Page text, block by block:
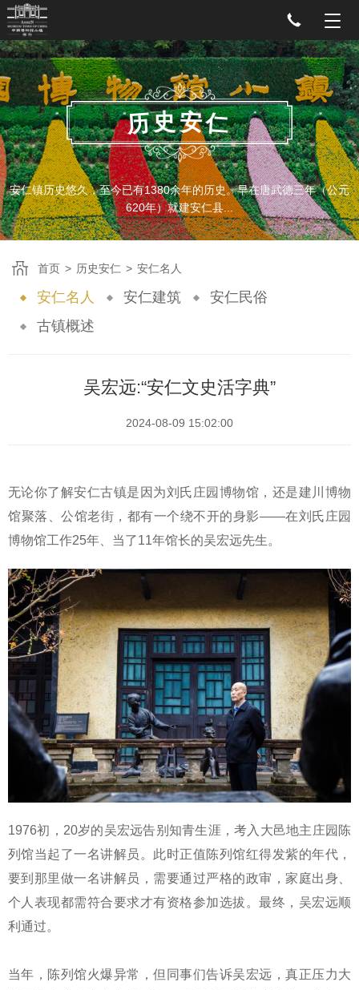
历史安仁
安仁镇历史悠久，至今已有1380余年的历史。早在唐武德三年（公元
620年）就建安仁县...
安仁名人 安仁建筑
安仁民俗
古镇概述
首页 > 历史安仁 > 安仁名人
吴宏远:“安仁文史活字典”
2024-08-09 15:02:00
无论你了解安仁古镇是因为刘氏庄园博物馆，还是建川博物
馆聚落、公馆老街，都有一个绕不开的身影——在刘氏庄园
博物馆工作25年、当了11年馆长的吴宏远先生。
1976初，20岁的吴宏远告别知青生涯，考入大邑地主庄园陈
列馆当起了一名讲解员。此时正值陈列馆红得发紫的年代，
要到那里做一名讲解员，需要通过严格的政审，家庭出身、
个人表现都需符合要求才有资格参加选拔。最终，吴宏远顺
利通过。
当年，陈列馆火爆异常，但同事们告诉吴宏远，真正压力大